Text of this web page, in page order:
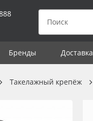
Бренды Доставка
Такелажный крепёж